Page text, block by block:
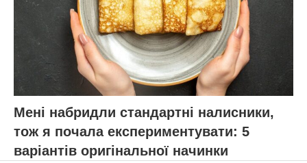
Мені набридли стандартні налисники,
тож я почала експериментувати: 5
варіантів оригінальної начинки